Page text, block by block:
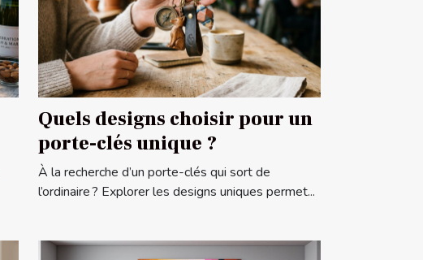
Quels designs choisir pour un
porte-clés unique ?
À la recherche d’un porte-clés qui sort de
l’ordinaire ? Explorer les designs uniques permet...